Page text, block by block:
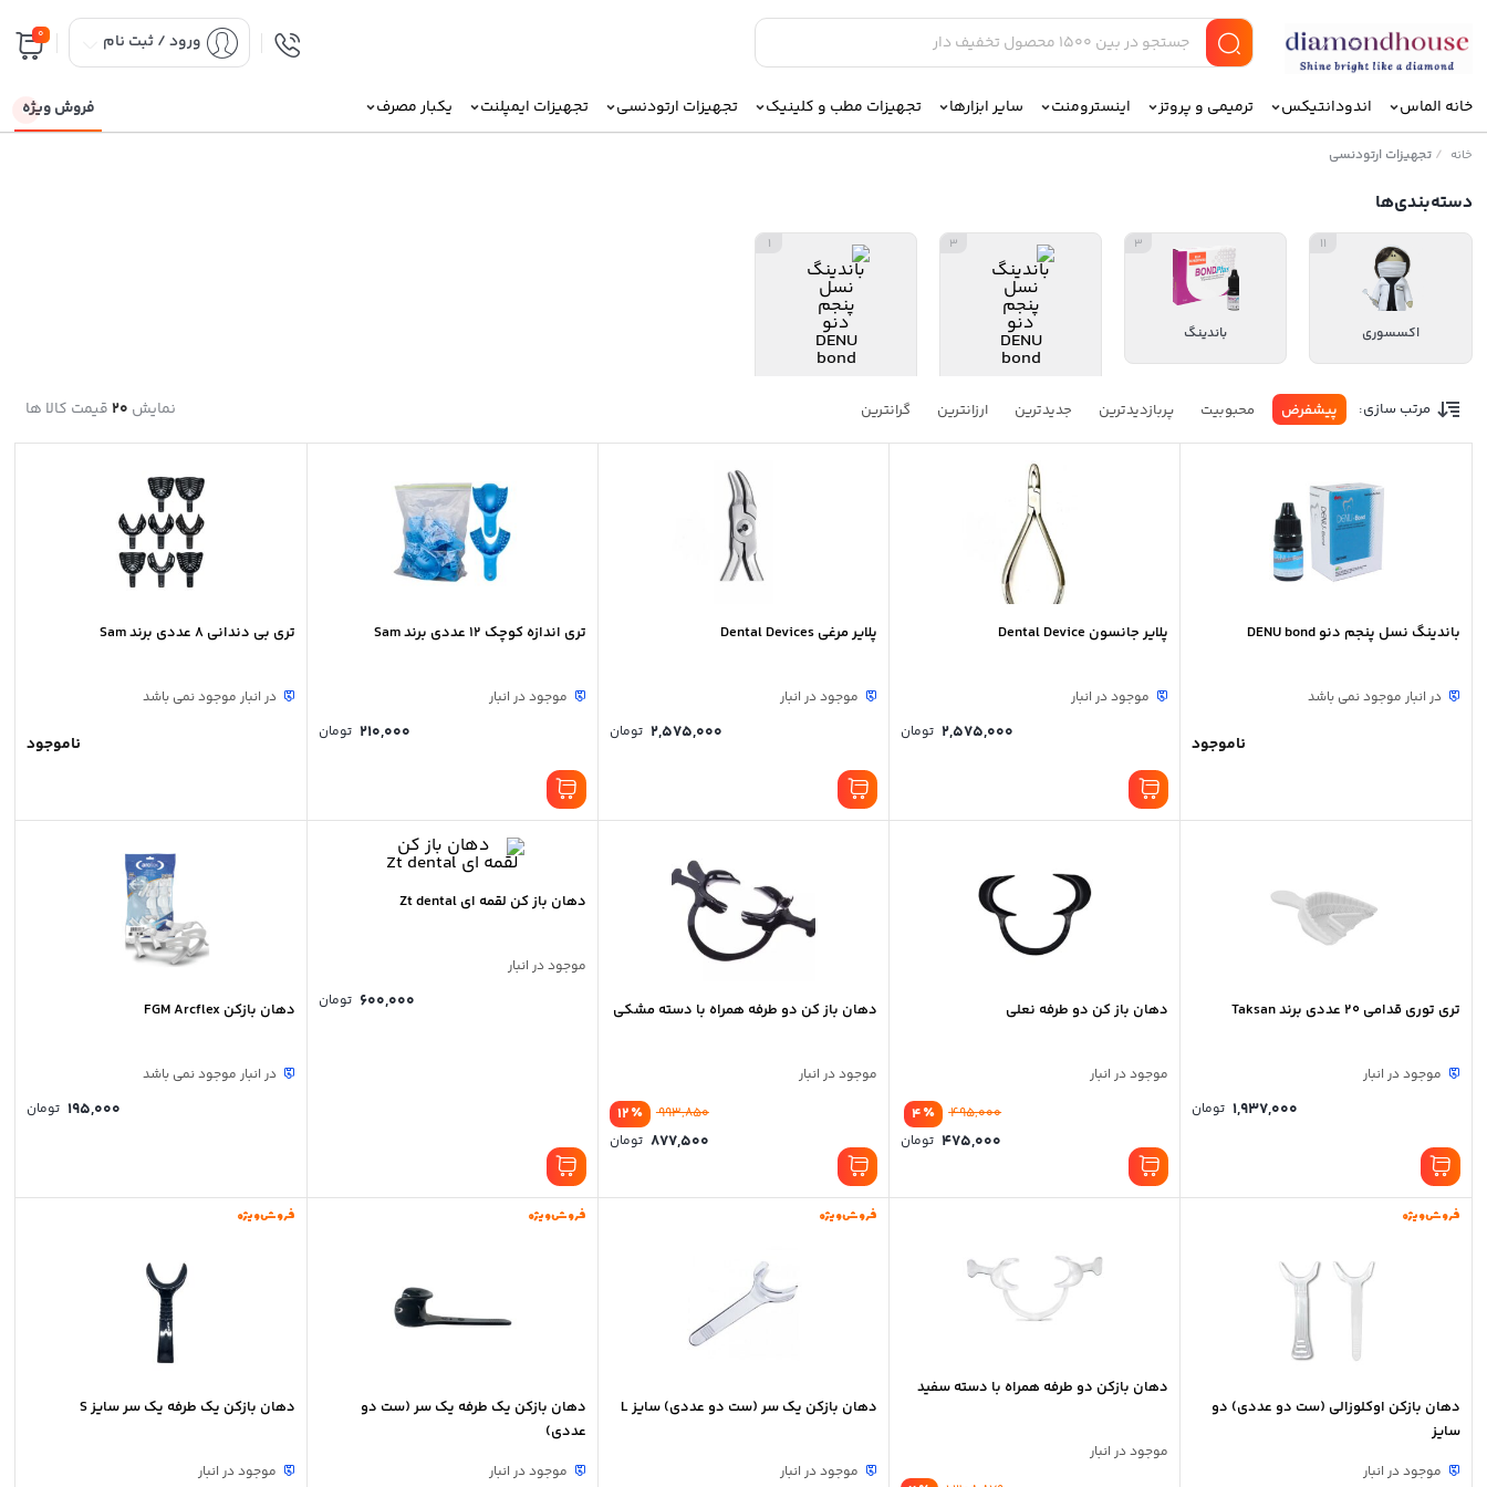
ورود / ثبت نام 0
خانه الماس اندودانتیکس ترمیمی و پروتز اینسترومنت سایر ابزارها تجهیزات مطب و کلینیک تجهیزات ارتودنسی تجهیزات ایمپلنت یکبار مصرف فروش ویژه
خانه /تجهیزات ارتودنسی
دسته‌بندی‌ها
اکسسوری
11
باندینگ
3
دندانپزشکی
3
1
مرتب سازی: پیشفرض محبوبیت پربازدیدترین جدیدترین ارزانترین گرانترین نمایش 20 قیمت کالا ها
باندینگ نسل پنجم دنو DENU bond
در انبار موجود نمی باشد
ناموجود
پلایر جانسون Dental Device
موجود در انبار
2,575,000 تومان
پلایر مرغی Dental Devices
موجود در انبار
2,575,000 تومان
تری اندازه کوچک 12 عددی برند Sam
موجود در انبار
210,000 تومان
تری بی دندانی 8 عددی برند Sam
در انبار موجود نمی باشد
ناموجود
تری توری قدامی 20 عددی برند Taksan
موجود در انبار
1,937,000 تومان
دهان باز کن دو طرفه نعلی
موجود در انبار
٪4 495,000
475,000 تومان
دهان باز کن دو طرفه همراه با دسته مشکی
موجود در انبار
٪12 993,850
877,500 تومان
دهان باز کن لقمه ای Zt dental
موجود در انبار
600,000 تومان دهان بازکن FGM Arcflex
در انبار موجود نمی باشد
195,000 تومان
فروش ویژه
دهان بازکن اوکلوزالی (ست دو عددی) دو
سایز
موجود در انبار
دهان بازکن دو طرفه همراه با دسته سفید
موجود در انبار
فروش ویژه
دهان بازکن یک سر (ست دو عددی) سایز L
موجود در انبار
فروش ویژه
دهان بازکن یک طرفه یک سر (ست دو
عددی)
موجود در انبار
فروش ویژه
دهان بازکن یک طرفه یک سر سایز S
موجود در انبار